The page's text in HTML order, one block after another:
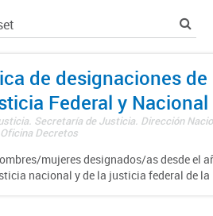
de designaciones
Federal y
Secretaría de Justicia. Dirección
Decretos
mujeres designados/as desde el
nacional y de la justicia federal de la